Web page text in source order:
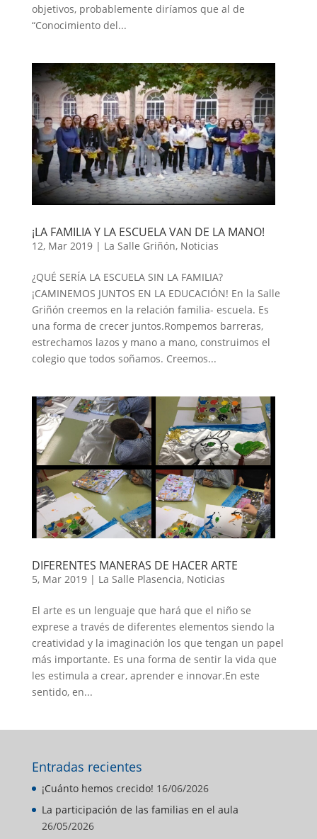
objetivos, probablemente diríamos que al de
“Conocimiento del...
¡LA FAMILIA Y LA ESCUELA VAN DE LA MANO!
12, Mar 2019| La Salle Griñón, Noticias
¿QUÉ SERÍA LA ESCUELA SIN LA FAMILIA?
¡CAMINEMOS JUNTOS EN LA EDUCACIÓN! En la Salle
Griñón creemos en la relación familia- escuela. Es
una forma de crecer juntos.Rompemos barreras,
estrechamos lazos y mano a mano, construimos el
colegio que todos soñamos. Creemos...
DIFERENTES MANERAS DE HACER ARTE
5, Mar 2019| La Salle Plasencia, Noticias
El arte es un lenguaje que hará que el niño se
exprese a través de diferentes elementos siendo la
creatividad y la imaginación los que tengan un papel
más importante. Es una forma de sentir la vida que
les estimula a crear, aprender e innovar.En este
sentido, en...
Entradas recientes
¡Cuánto hemos crecido! 16/06/2026
La participación de las familias en el aula
26/05/2026